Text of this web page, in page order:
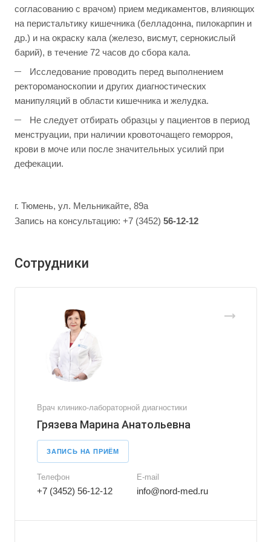
согласованию с врачом) прием медикаментов, влияющих
на перистальтику кишечника (белладонна, пилокарпин и
др.) и на окраску кала (железо, висмут, сернокислый
барий), в течение 72 часов до сбора кала.
Исследование проводить перед выполнением
ректороманоскопии и других диагностических
манипуляций в области кишечника и желудка.
Не следует отбирать образцы у пациентов в период
менструации, при наличии кровоточащего геморроя,
крови в моче или после значительных усилий при
дефекации.
г. Тюмень, ул. Мельникайте, 89а
Запись на консультацию: +7 (3452) 56-12-12
Сотрудники
Врач клинико-лабораторной диагностики
Грязева Марина Анатольевна
ЗАПИСЬ НА ПРИЁМ
Телефон
+7 (3452) 56-12-12
E-mail
info@nord-med.ru